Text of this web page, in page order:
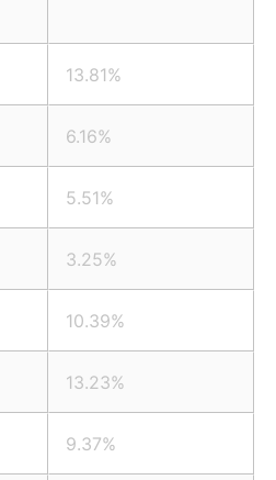
13.81%
6.16%
5.51%
3.25%
10.39%
13.23%
9.37%